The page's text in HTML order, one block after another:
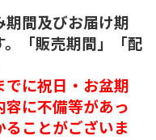
間及びお届け期
「販売期間」「配
に祝日・お盆期
に不備等があっ
ことがございま